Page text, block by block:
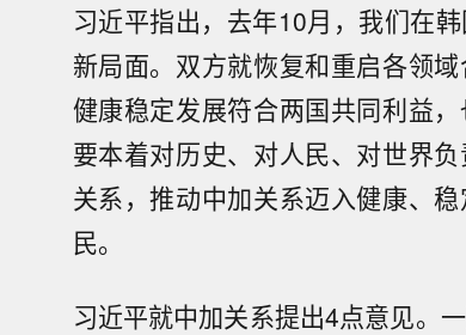
习近平指出，去年10月，我们在
新局面。双方就恢复和重启各领
健康稳定发展符合两国共同利益
要本着对历史、对人民、对世界
关系，推动中加关系迈入健康、
民。
习近平就中加关系提出4点意见。